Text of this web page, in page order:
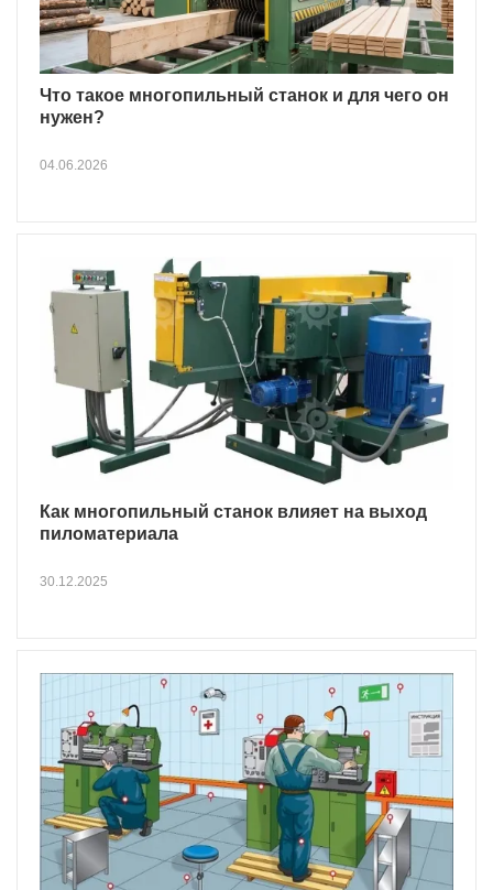
Что такое многопильный станок и для чего он
нужен?
04.06.2026
Как многопильный станок влияет на выход
пиломатериала
30.12.2025